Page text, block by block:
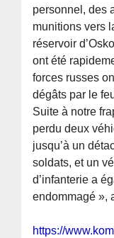
personnel, des
munitions vers
réservoir
ont été
forces russes
dégâts par le
Suite à notre
perdu deux
jusqu’à un
soldats, et un
d’infanterie a
endommagé »,
https://